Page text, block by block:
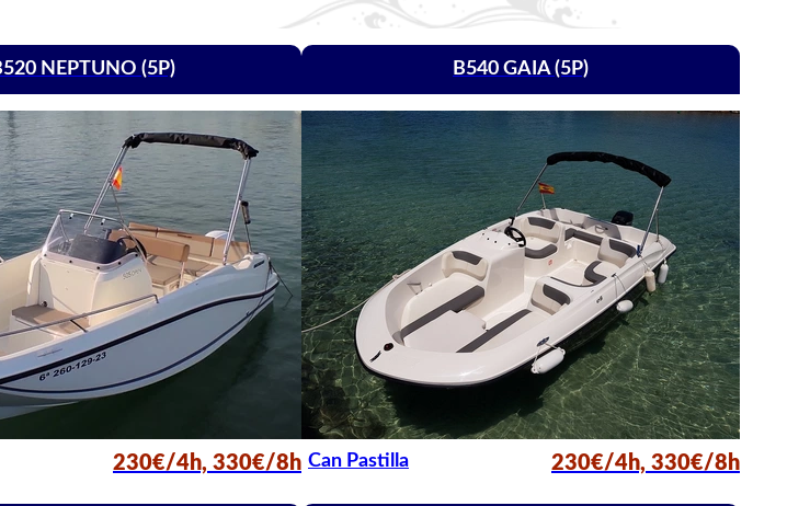
NEPTUNO (5P)
230€/4h, 330€/8h
B540 GAIA (5P)
Can Pastilla 230€/4h, 330€/8h